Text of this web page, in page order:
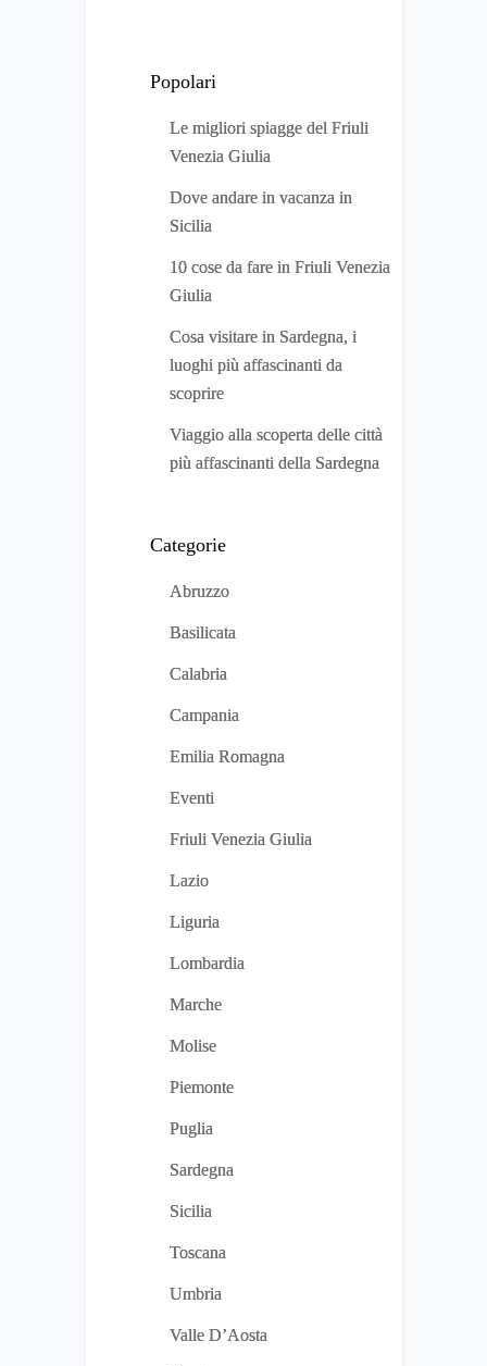
Popolari
Le migliori spiagge del Friuli
Venezia Giulia
Dove andare in vacanza in
Sicilia
10 cose da fare in Friuli Venezia
Giulia
Cosa visitare in Sardegna, i
luoghi più affascinanti da
scoprire
Viaggio alla scoperta delle città
più affascinanti della Sardegna
Categorie
Abruzzo
Basilicata
Calabria
Campania
Emilia Romagna
Eventi
Friuli Venezia Giulia
Lazio
Liguria
Lombardia
Marche
Molise
Piemonte
Puglia
Sardegna
Sicilia
Toscana
Umbria
Valle D’Aosta